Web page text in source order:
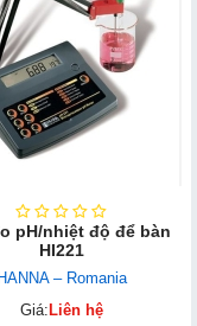
pH/nhiệt độ để bàn
HI221
HANNA – Romania
Giá:Liên hệ